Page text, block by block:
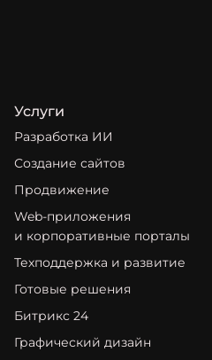
Услуги
Разработка ИИ
Создание сайтов
Продвижение
Web-приложения
и корпоративные порталы
Техподдержка и развитие
Готовые решения
Битрикс 24
Графический дизайн